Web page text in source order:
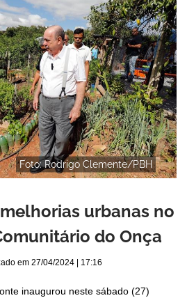
Foto: Rodrigo Clemente/PBH
urbanas no
do Onça
em 27/04/2024 | 17:16
inaugurou neste sábado (27)